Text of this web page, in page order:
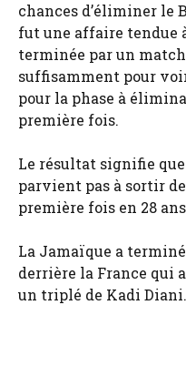
chances d’éliminer le
fut une affaire tendue
terminée par un
suffisamment pour
pour la phase à
première fois.
Le résultat signifie
parvient pas à sortir
première fois en 28
La Jamaïque a
derrière la France qui
un triplé de Kadi Diani.